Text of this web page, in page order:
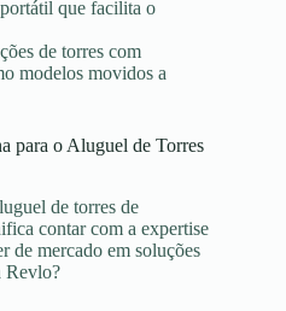
que facilita o
de torres com
modelos movidos a
para o Aluguel de Torres
de torres de
contar com a expertise
de mercado em soluções
Revlo?